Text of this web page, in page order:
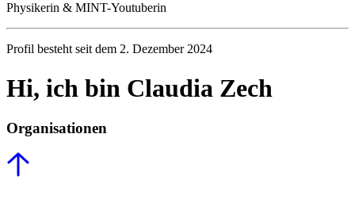
Physikerin & MINT-Youtuberin
Profil besteht seit dem 2. Dezember 2024
Hi, ich bin Claudia Zech
Organisationen